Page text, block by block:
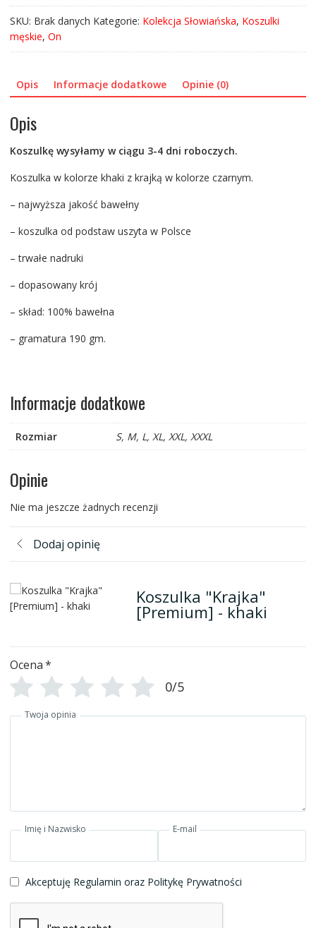
-
khaki
SKU: Brak danych Kategorie: Kolekcja Słowiańska, Koszulki
męskie, On
Opis Informacje dodatkowe Opinie (0)
Opis
Koszulkę wysyłamy w ciągu 3-4 dni roboczych.
Koszulka w kolorze khaki z krajką w kolorze czarnym.
– najwyższa jakość bawełny
– koszulka od podstaw uszyta w Polsce
– trwałe nadruki
– dopasowany krój
– skład: 100% bawełna
– gramatura 190 gm.
Informacje dodatkowe
Rozmiar S, M, L, XL, XXL, XXXL
Opinie
Nie ma jeszcze żadnych recenzji
Dodaj opinię
Koszulka "Krajka"
[Premium] - khaki
Ocena*
0/5
Twoja opinia
Imię i Nazwisko E-mail
Akceptuję Regulamin oraz Politykę Prywatności